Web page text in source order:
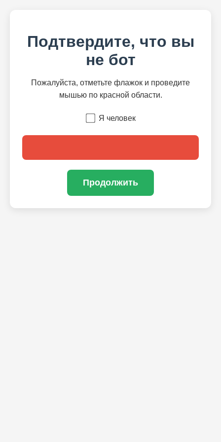
Подтвердите, что вы
не бот
Пожалуйста, отметьте флажок и проведите
мышью по красной области.
Я человек
Продолжить